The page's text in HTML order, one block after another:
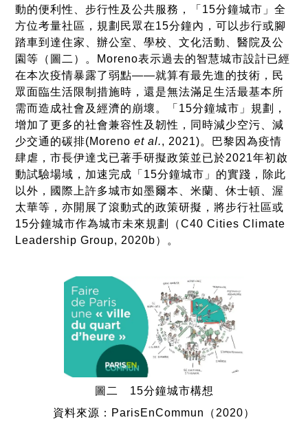
動的便利性、步行性及公共服務，「15分鐘城市」全
方位考量社區，規劃民眾在15分鐘內，可以步行或腳
踏車到達住家、辦公室、學校、文化活動、醫院及公
園等（圖二）。Moreno表示過去的智慧城市設計已經
在本次疫情暴露了弱點——就算有最先進的技術，民
眾面臨生活限制措施時，還是無法滿足生活最基本所
需而造成社會及經濟的崩壞。「15分鐘城市」規劃，
增加了更多的社會兼容性及韌性，同時減少空污、減
少交通的碳排(Moreno et al., 2021)。巴黎因為疫情
肆虐，市長伊達戈已著手研擬政策並已於2021年初啟
動試驗場域，加速完成「15分鐘城市」的實踐，除此
以外，國際上許多城市如墨爾本、米蘭、休士頓、渥
太華等，亦開展了滾動式的政策研擬，將步行社區或
15分鐘城市作為城市未來規劃（C40 Cities Climate
Leadership Group, 2020b）。
圖二 15分鐘城市構想
資料來源：ParisEnCommun（2020）